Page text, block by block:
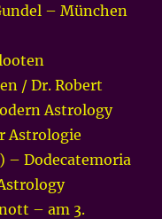
– München
/ Dr. Robert
Astrology
Astrologie
– Dodecatemoria
– am 3.